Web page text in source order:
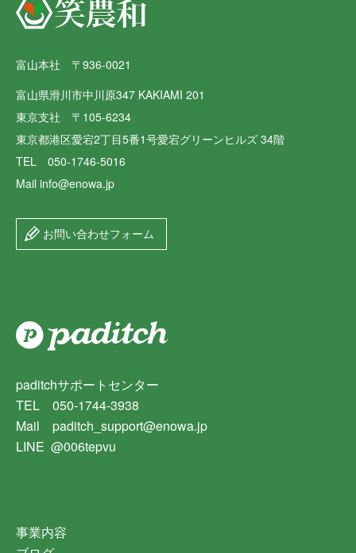
富山本社 〒936-0021
富山県滑川市中川原347 KAKIAMI 201
東京支社 〒105-6234
東京都港区愛宕2丁目5番1号愛宕グリーンヒルズ 34階
TEL 050-1746-5016
Mail info@enowa.jp
お問い合わせフォーム
paditchサポートセンター
TEL 050-1744-3938
Mail paditch_support@enowa.jp
LINE @006tepvu
事業内容